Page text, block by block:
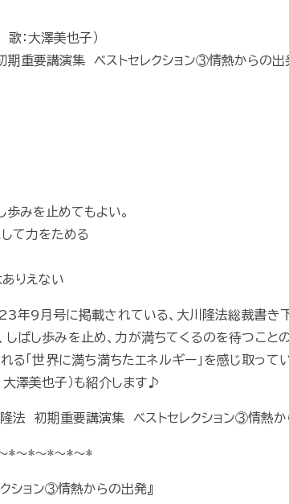
：大澤美也子）
期重要講演集 ベストセレクション③情熱からの出
みを止めてもよい。
て力をためる
りえない
年9月号に掲載されている、大川隆法総裁書き下
しばし歩みを止め、力が満ちてくるのを待つこと
る「世界に満ち満ちたエネルギー」を感じ取っ
大澤美也子）も紹介します♪
隆法 初期重要講演集 ベストセレクション③情熱か
*～*～*～*～*
ション③情熱からの出発』